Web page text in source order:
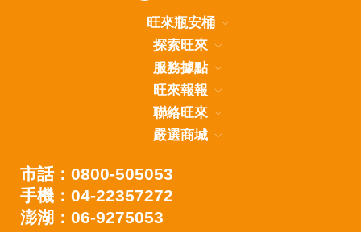
旺來瓶安桶
探索旺來
服務據點
旺來報報
聯絡旺來
嚴選商城
市話：0800-505053
手機：04-22357272
澎湖：06-9275053